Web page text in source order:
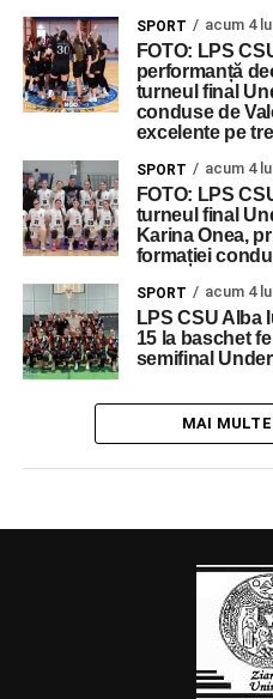
SPORT acum 4
FOTO: LPS
performanță
turneul final
conduse de
excelente pe
SPORT acum 4
FOTO: LPS
turneul final
Karina Onea,
formației
SPORT acum 4
LPS CSU Alba
15 la baschet
semifinal
MAI